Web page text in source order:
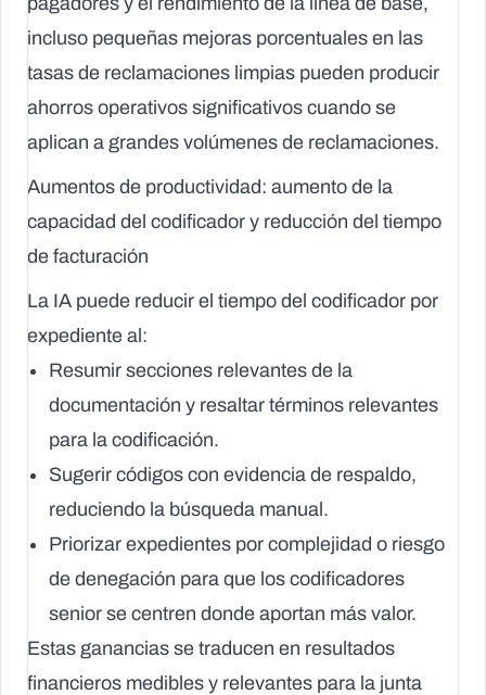
incluso pequeñas mejoras porcentuales en las
tasas de reclamaciones limpias pueden producir
ahorros operativos significativos cuando se
aplican a grandes volúmenes de reclamaciones.
Aumentos de productividad: aumento de la
capacidad del codificador y reducción del tiempo
de facturación
La IA puede reducir el tiempo del codificador por
expediente al:
Resumir secciones relevantes de la
documentación y resaltar términos relevantes
para la codificación.
Sugerir códigos con evidencia de respaldo,
reduciendo la búsqueda manual.
Priorizar expedientes por complejidad o riesgo
de denegación para que los codificadores
senior se centren donde aportan más valor.
Estas ganancias se traducen en resultados
financieros medibles y relevantes para la junta